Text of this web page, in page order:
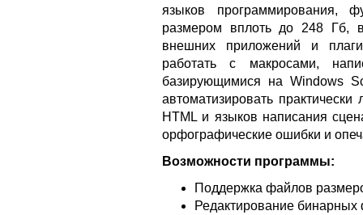
языков программирования,
размером вплоть до 248 Гб,
внешних приложений и
работать с макросами,
базирующимися на Windows
автоматизировать
HTML и языков написания
орфографические ошибки и
Возможности программы:
Поддержка файлов
Редактирование